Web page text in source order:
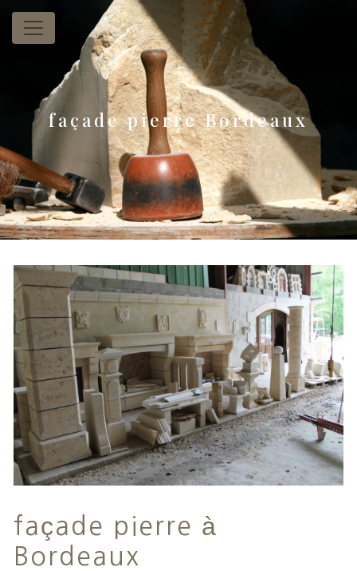
Panneau de gestion des cookies
façade pierre Bordeaux
façade pierre à
Bordeaux